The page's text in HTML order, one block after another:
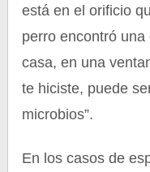
está en el orificio
perro encontró
casa, en una
te hiciste, puede
microbios”.
En los casos de